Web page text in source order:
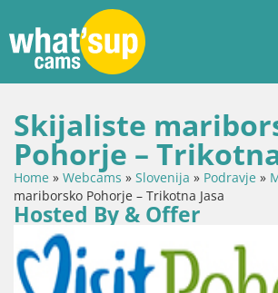
Skijaliste
Pohorje –
Home » Webcams » Slovenija » Podravje »
mariborsko Pohorje – Trikotna Jasa
Hosted By & Offer